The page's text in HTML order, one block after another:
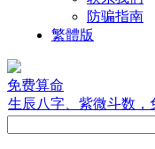
防骗指南
繁體版
免费算命
生辰八字、紫微斗数，